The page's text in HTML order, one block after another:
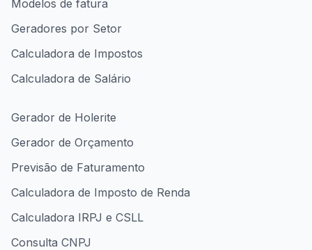
Modelos de fatura
Geradores por Setor
Calculadora de Impostos
Calculadora de Salário
Gerador de Holerite
Gerador de Orçamento
Previsão de Faturamento
Calculadora de Imposto de Renda
Calculadora IRPJ e CSLL
Consulta CNPJ